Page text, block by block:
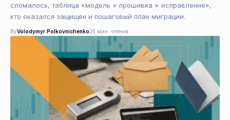
сломалось, таблица «модель × прошивка × исправление»,
кто оказался защищён и пошаговый план миграции.
ByVolodymyr Polkovnichenko25 мин. чтения